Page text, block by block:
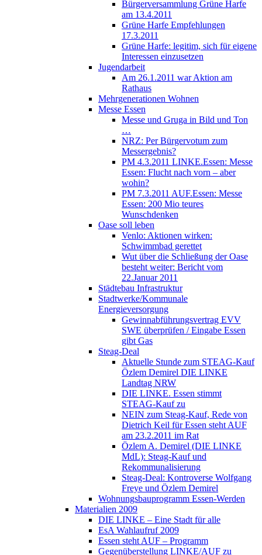
Bürgerversammlung Grüne Harfe
am 13.4.2011
Grüne Harfe Empfehlungen
17.3.2011
Grüne Harfe: legitim, sich für eigene
Interessen einzusetzen
Jugendarbeit
Am 26.1.2011 war Aktion am
Rathaus
Mehrgenerationen Wohnen
Messe Essen
Messe und Gruga in Bild und Ton
…
NRZ: Per Bürgervotum zum
Messergebnis?
PM 4.3.2011 LINKE.Essen: Messe
Essen: Flucht nach vorn – aber
wohin?
PM 7.3.2011 AUF.Essen: Messe
Essen: 200 Mio teures
Wunschdenken
Oase soll leben
Venlo: Aktionen wirken:
Schwimmbad gerettet
Wut über die Schließung der Oase
besteht weiter: Bericht vom
22.Januar 2011
Städtebau Infrastruktur
Stadtwerke/Kommunale
Energieversorgung
Gewinnabführungsvertrag EVV
SWE überprüfen / Eingabe Essen
gibt Gas
Steag-Deal
Aktuelle Stunde zum STEAG-Kauf
Özlem Demirel DIE LINKE
Landtag NRW
DIE LINKE. Essen stimmt
STEAG-Kauf zu
NEIN zum Steag-Kauf, Rede von
Dietrich Keil für Essen steht AUF
am 23.2.2011 im Rat
Özlem A. Demirel (DIE LINKE
MdL): Steag-Kauf und
Rekommunalisierung
Steag-Deal: Kontroverse Wolfgang
Freye und Özlem Demirel
Wohnungsbauprogramm Essen-Werden
Materialien 2009
DIE LINKE – Eine Stadt für alle
EsA Wahlaufruf 2009
Essen steht AUF – Programm
Gegenüberstellung LINKE/AUF zu